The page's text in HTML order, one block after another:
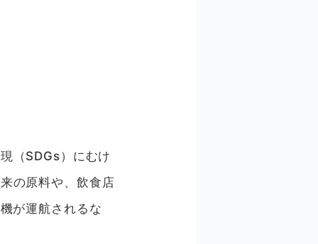
（SDGs）にむけ
の原料や、飲食店
が運航されるな